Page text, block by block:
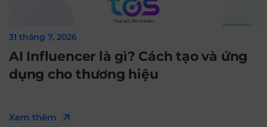
31 tháng 7, 2026
AI Influencer là gì? Cách tạo và ứng
dụng cho thương hiệu
Xem thêm